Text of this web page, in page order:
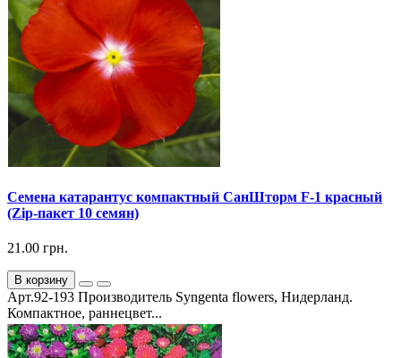
Семена катарантус компактный СанШторм F-1 красный
(Zip-пакет 10 семян)
21.00 грн.
В корзину
Арт.92-193 Производитель Syngenta flowers, Нидерланд.
Компактное, раннецвет...